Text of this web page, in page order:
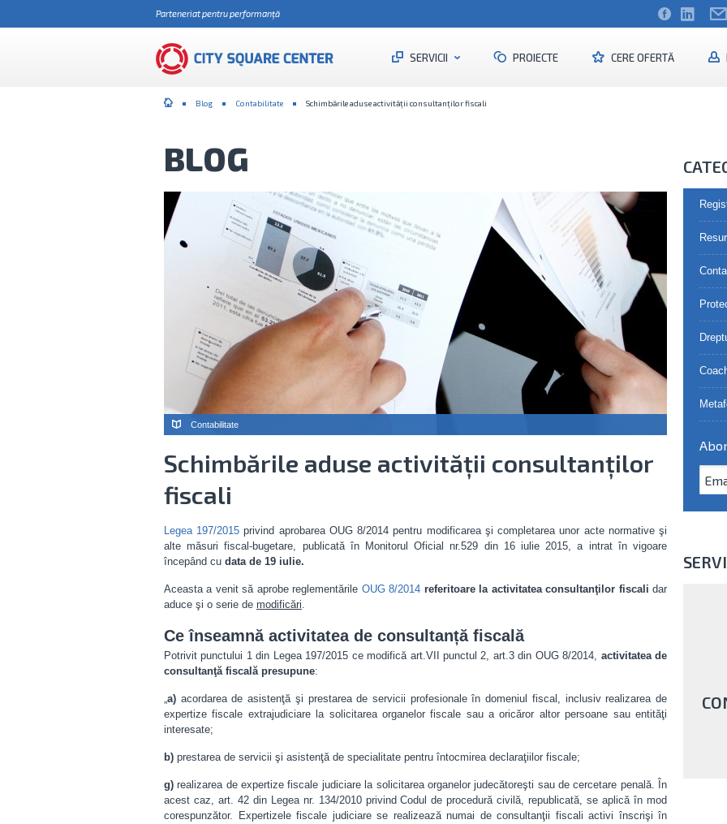
Parteneriat pentru performanţă
SERVICII PROIECTE CERE OFERTĂ
Blog Contabilitate Schimbările aduse activității consultanților fiscali
BLOG
Contabilitate
Schimbările aduse activității consultanților
fiscali
Legea 197/2015 privind aprobarea OUG 8/2014 pentru modificarea şi completarea unor acte normative şi
alte măsuri fiscal-bugetare, publicată în Monitorul Oficial nr.529 din 16 iulie 2015, a intrat în vigoare
începând cu data de 19 iulie.
Aceasta a venit să aprobe reglementările OUG 8/2014 referitoare la activitatea consultanţilor fiscali dar
aduce şi o serie de modificări.
Ce înseamnă activitatea de consultanță fiscală
Potrivit punctului 1 din Legea 197/2015 ce modifică art.VII punctul 2, art.3 din OUG 8/2014, activitatea de
consultanţă fiscală presupune:
„a) acordarea de asistenţă şi prestarea de servicii profesionale în domeniul fiscal, inclusiv realizarea de
expertize fiscale extrajudiciare la solicitarea organelor fiscale sau a oricăror altor persoane sau entităţi
interesate;
b) prestarea de servicii şi asistenţă de specialitate pentru întocmirea declaraţiilor fiscale;
g) realizarea de expertize fiscale judiciare la solicitarea organelor judecătoreşti sau de cercetare penală. În
acest caz, art. 42 din Legea nr. 134/2010 privind Codul de procedură civilă, republicată, se aplică în mod
corespunzător. Expertizele fiscale judiciare se realizează numai de consultanţii fiscali activi înscrişi în